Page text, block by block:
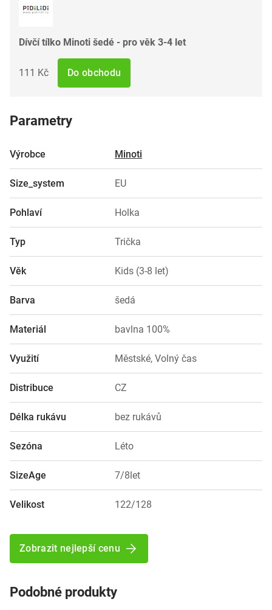
Dívčí tílko Minoti šedé - pro věk 3-4 let
111 Kč Do obchodu
Parametry
Výrobce Minoti
Size_system EU
Pohlaví Holka
Typ Trička
Věk Kids (3-8 let)
Barva šedá
Materiál bavlna 100%
Využití Městské, Volný čas
Distribuce CZ
Délka rukávu bez rukávů
Sezóna Léto
SizeAge 7/8let
Velikost 122/128
Zobrazit nejlepší cenu
Podobné produkty